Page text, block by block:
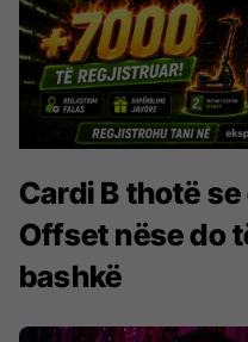
Cardi B thotë
Offset nëse do
bashkë